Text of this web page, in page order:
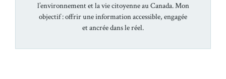
l’environnement et la vie citoyenne au Canada. Mon
objectif : offrir une information accessible, engagée
et ancrée dans le réel.